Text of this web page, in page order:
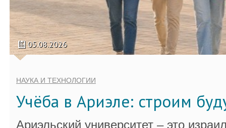
05.08.2026
НАУКА И ТЕХНОЛОГИИ
Учёба в Ариэле: строим
Ариэльский университет – это